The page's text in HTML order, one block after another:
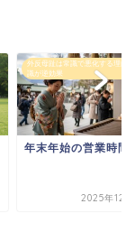
外反母趾は常識で悪化する理由
識が逆効果
年末年始の営業時間
2025年12